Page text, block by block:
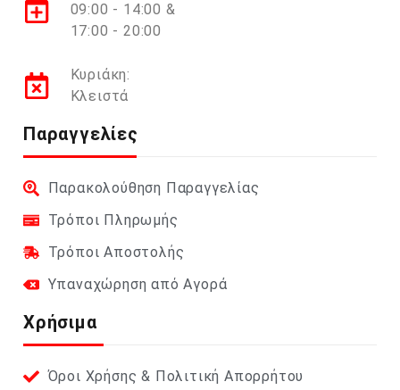
09:00 - 14:00 &
17:00 - 20:00
Κυριάκη:
Κλειστά
Παραγγελίες
Παρακολούθηση Παραγγελίας
Τρόποι Πληρωμής
Τρόποι Αποστολής
Υπαναχώρηση από Αγορά
Χρήσιμα
Όροι Χρήσης & Πολιτική Απορρήτου